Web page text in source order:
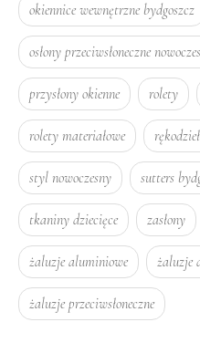
okiennice wewnętrzne bydgoszcz
osłony przeciwsłoneczne
przysłony okienne rolety
rolety materiałowe
styl nowoczesny sutters
tkaniny dziecięce zasłony
żaluzje aluminiowe żaluzje
żaluzje przeciwsłoneczne